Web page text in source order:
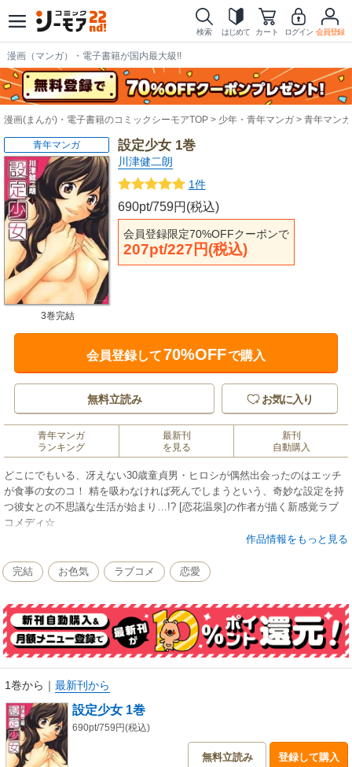
検索 はじめて カート ログイン 会員登録
漫画（マンガ）・電子書籍が国内最大級!!
漫画(まんが)・電子書籍のコミックシーモアTOP 少年・青年マンガ 青年マンガ
設定少女 1巻
川津健二朗
1件
690pt/759円(税込)
会員登録限定70%OFFクーポンで
207pt/227円(税込)
青年マンガ
3巻完結
会員登録して70%OFFで購入
無料立読み お気に入り
青年マンガ
ランキング
最新刊
を見る
新刊
自動購入
どこにでもいる、冴えない30歳童貞男・ヒロシが偶然出会ったのはエッチ
が食事の女のコ！ 精を吸わなければ死んでしまうという、奇妙な設定を持
つ彼女との不思議な生活が始まり…!? [恋花温泉]の作者が描く新感覚ラブ
コメディ☆
作品情報をもっと見る
完結 お色気 ラブコメ 恋愛
1巻から ｜ 最新刊から
設定少女 1巻
690pt/759円(税込)
無料立読み 登録して購入